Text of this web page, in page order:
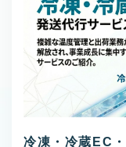
冷凍・冷蔵EC